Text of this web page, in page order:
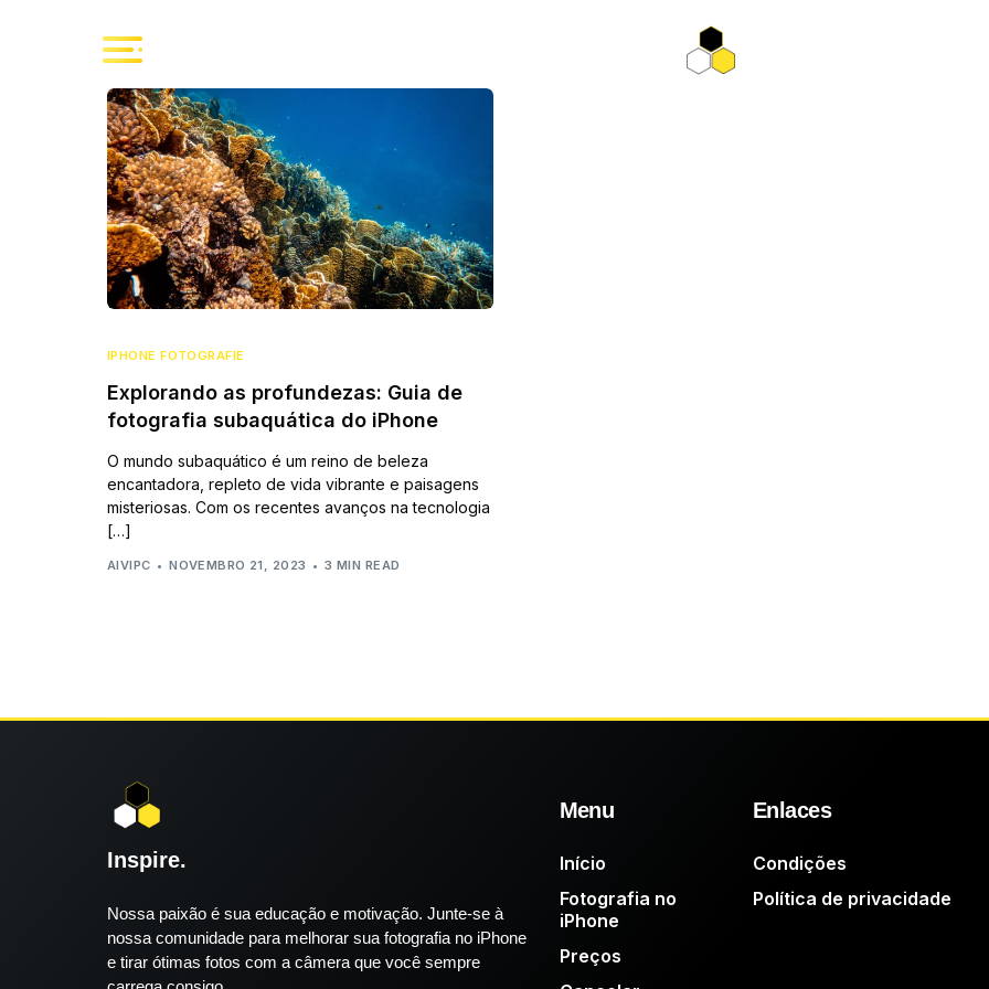
IPHONE FOTOGRAFIE
Explorando as profundezas: Guia de
fotografia subaquática do iPhone
O mundo subaquático é um reino de beleza
encantadora, repleto de vida vibrante e paisagens
misteriosas. Com os recentes avanços na tecnologia
[…]
AIVIPC NOVEMBRO 21, 2023 3 MIN READ
Inspire.
Nossa paixão é sua educação e motivação. Junte-se à
nossa comunidade para melhorar sua fotografia no iPhone
e tirar ótimas fotos com a câmera que você sempre
Menu
Início
Fotografia no
iPhone
Preços
Enlaces
Condições
Política de privacidade